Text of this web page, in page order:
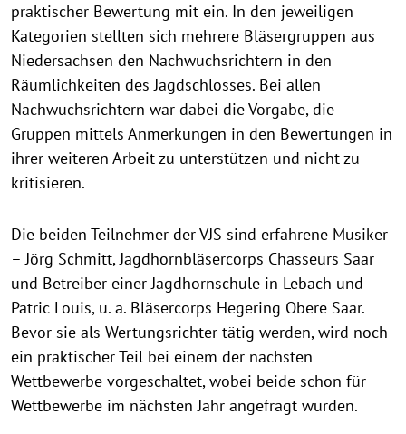
praktischer Bewertung mit ein. In den jeweiligen
Kategorien stellten sich mehrere Bläsergruppen aus
Niedersachsen den Nachwuchsrichtern in den
Räumlichkeiten des Jagdschlosses. Bei allen
Nachwuchsrichtern war dabei die Vorgabe, die
Gruppen mittels Anmerkungen in den Bewertungen in
ihrer weiteren Arbeit zu unterstützen und nicht zu
kritisieren.
Die beiden Teilnehmer der VJS sind erfahrene Musiker
– Jörg Schmitt, Jagdhornbläsercorps Chasseurs Saar
und Betreiber einer Jagdhornschule in Lebach und
Patric Louis, u. a. Bläsercorps Hegering Obere Saar.
Bevor sie als Wertungsrichter tätig werden, wird noch
ein praktischer Teil bei einem der nächsten
Wettbewerbe vorgeschaltet, wobei beide schon für
Wettbewerbe im nächsten Jahr angefragt wurden.